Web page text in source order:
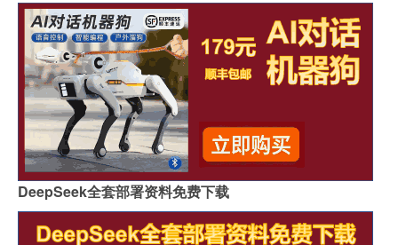
DeepSeek全套部署资料免费下载